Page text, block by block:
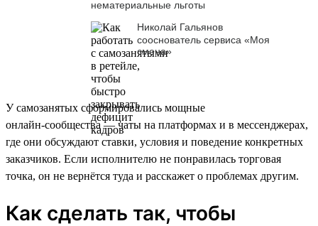
нематериальные льготы
Николай Гальянов
сооснователь сервиса «Моя
смена»
У самозанятых сформировались мощные
онлайн‑сообщества — чаты на платформах и в мессенджерах,
где они обсуждают ставки, условия и поведение конкретных
заказчиков. Если исполнителю не понравилась торговая
точка, он не вернётся туда и расскажет о проблемах другим.
Как сделать так, чтобы